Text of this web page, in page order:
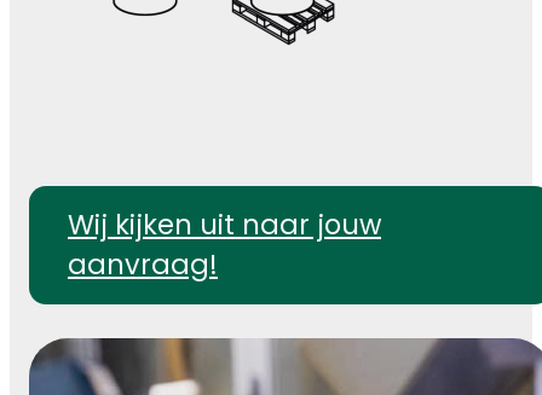
Wij kijken uit naar jouw
aanvraag!